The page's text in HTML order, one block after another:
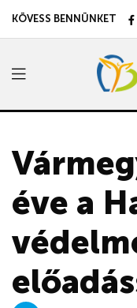
KÖVESS BENNÜNKET
éve a